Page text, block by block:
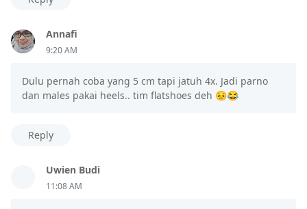
Annafi
9:20 AM
Dulu pernah coba yang 5 cm tapi jatuh 4x. Jadi parno
dan males pakai heels.. tim flatshoes deh 😣😂
Reply
Uwien Budi
11:08 AM